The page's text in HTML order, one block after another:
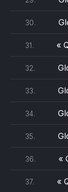
30.
31. «
32.
33.
34.
35.
36. «
37. «